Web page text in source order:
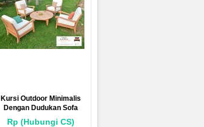
Kursi Outdoor Minimalis
Dengan Dudukan Sofa
Empuk
Rp (Hubungi CS)